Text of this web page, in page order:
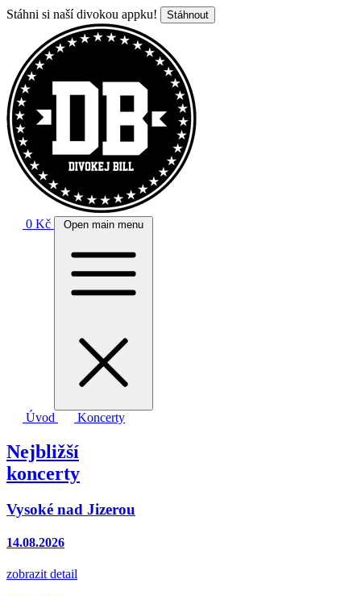
Stáhni si naší divokou appku! Stáhnout
0 Kč Open main menu
Úvod Koncerty
Nejbližší
koncerty
Vysoké nad Jizerou
14.08.2026
zobrazit detail